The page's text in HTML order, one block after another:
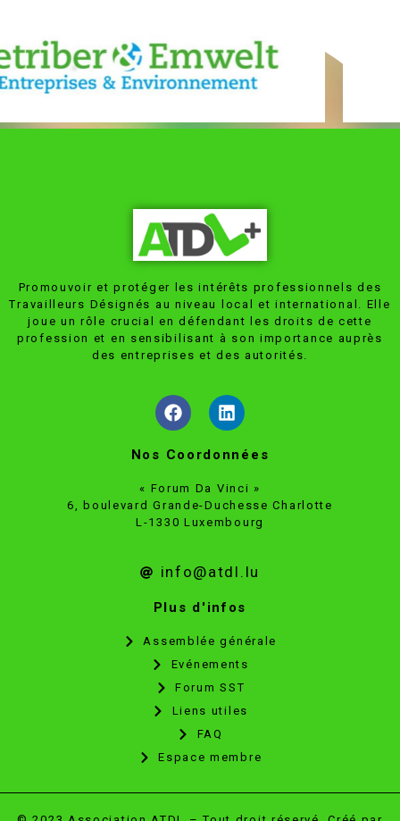
Promouvoir et protéger les intérêts professionnels des
Travailleurs Désignés au niveau local et international. Elle
joue un rôle crucial en défendant les droits de cette
profession et en sensibilisant à son importance auprès
des entreprises et des autorités.
Nos Coordonnées
« Forum Da Vinci »
6, boulevard Grande-Duchesse Charlotte
L-1330 Luxembourg
info@atdl.lu
Plus d'infos
Assemblée générale
Evénements
Forum SST
Liens utiles
FAQ
Espace membre